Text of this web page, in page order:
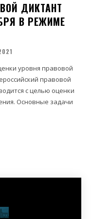
ДИКТАНТ
В РЕЖИМЕ
уровня правовой
правовой
с целью оценки
Основные задачи